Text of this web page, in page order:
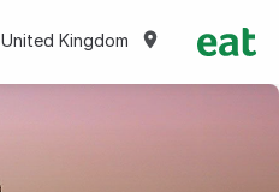
United Kingdom